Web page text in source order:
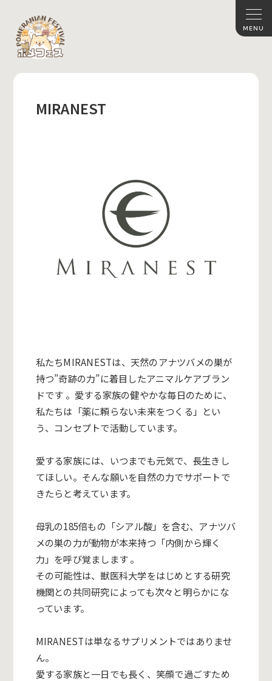
MIRANEST
私たちMIRANESTは、天然のアナツバメの巣が
持つ”奇跡の力”に着目したアニマルケアブラン
ドです 。愛する家族の健やかな毎日のために、
私たちは「薬に頼らない未来をつくる」とい
う、 コンセプトで活動しています。
愛する家族には、いつまでも元気で、長生きし
てほしい。 そんな願いを自然の力でサポートで
きたらと考えています。
母乳の185倍もの「シアル酸」を含む、 アナツバ
メの巣の力が動物が本来持つ「内側から輝く
力」 を呼び覚まします 。
その可能性は、 獣医科大学をはじめとする研究
機関との共同研究によっても次々と明らかにな
っています。
MIRANESTは単なるサプリメントではありませ
ん。
愛する家族と一日でも長く、 笑顔で過ごすため